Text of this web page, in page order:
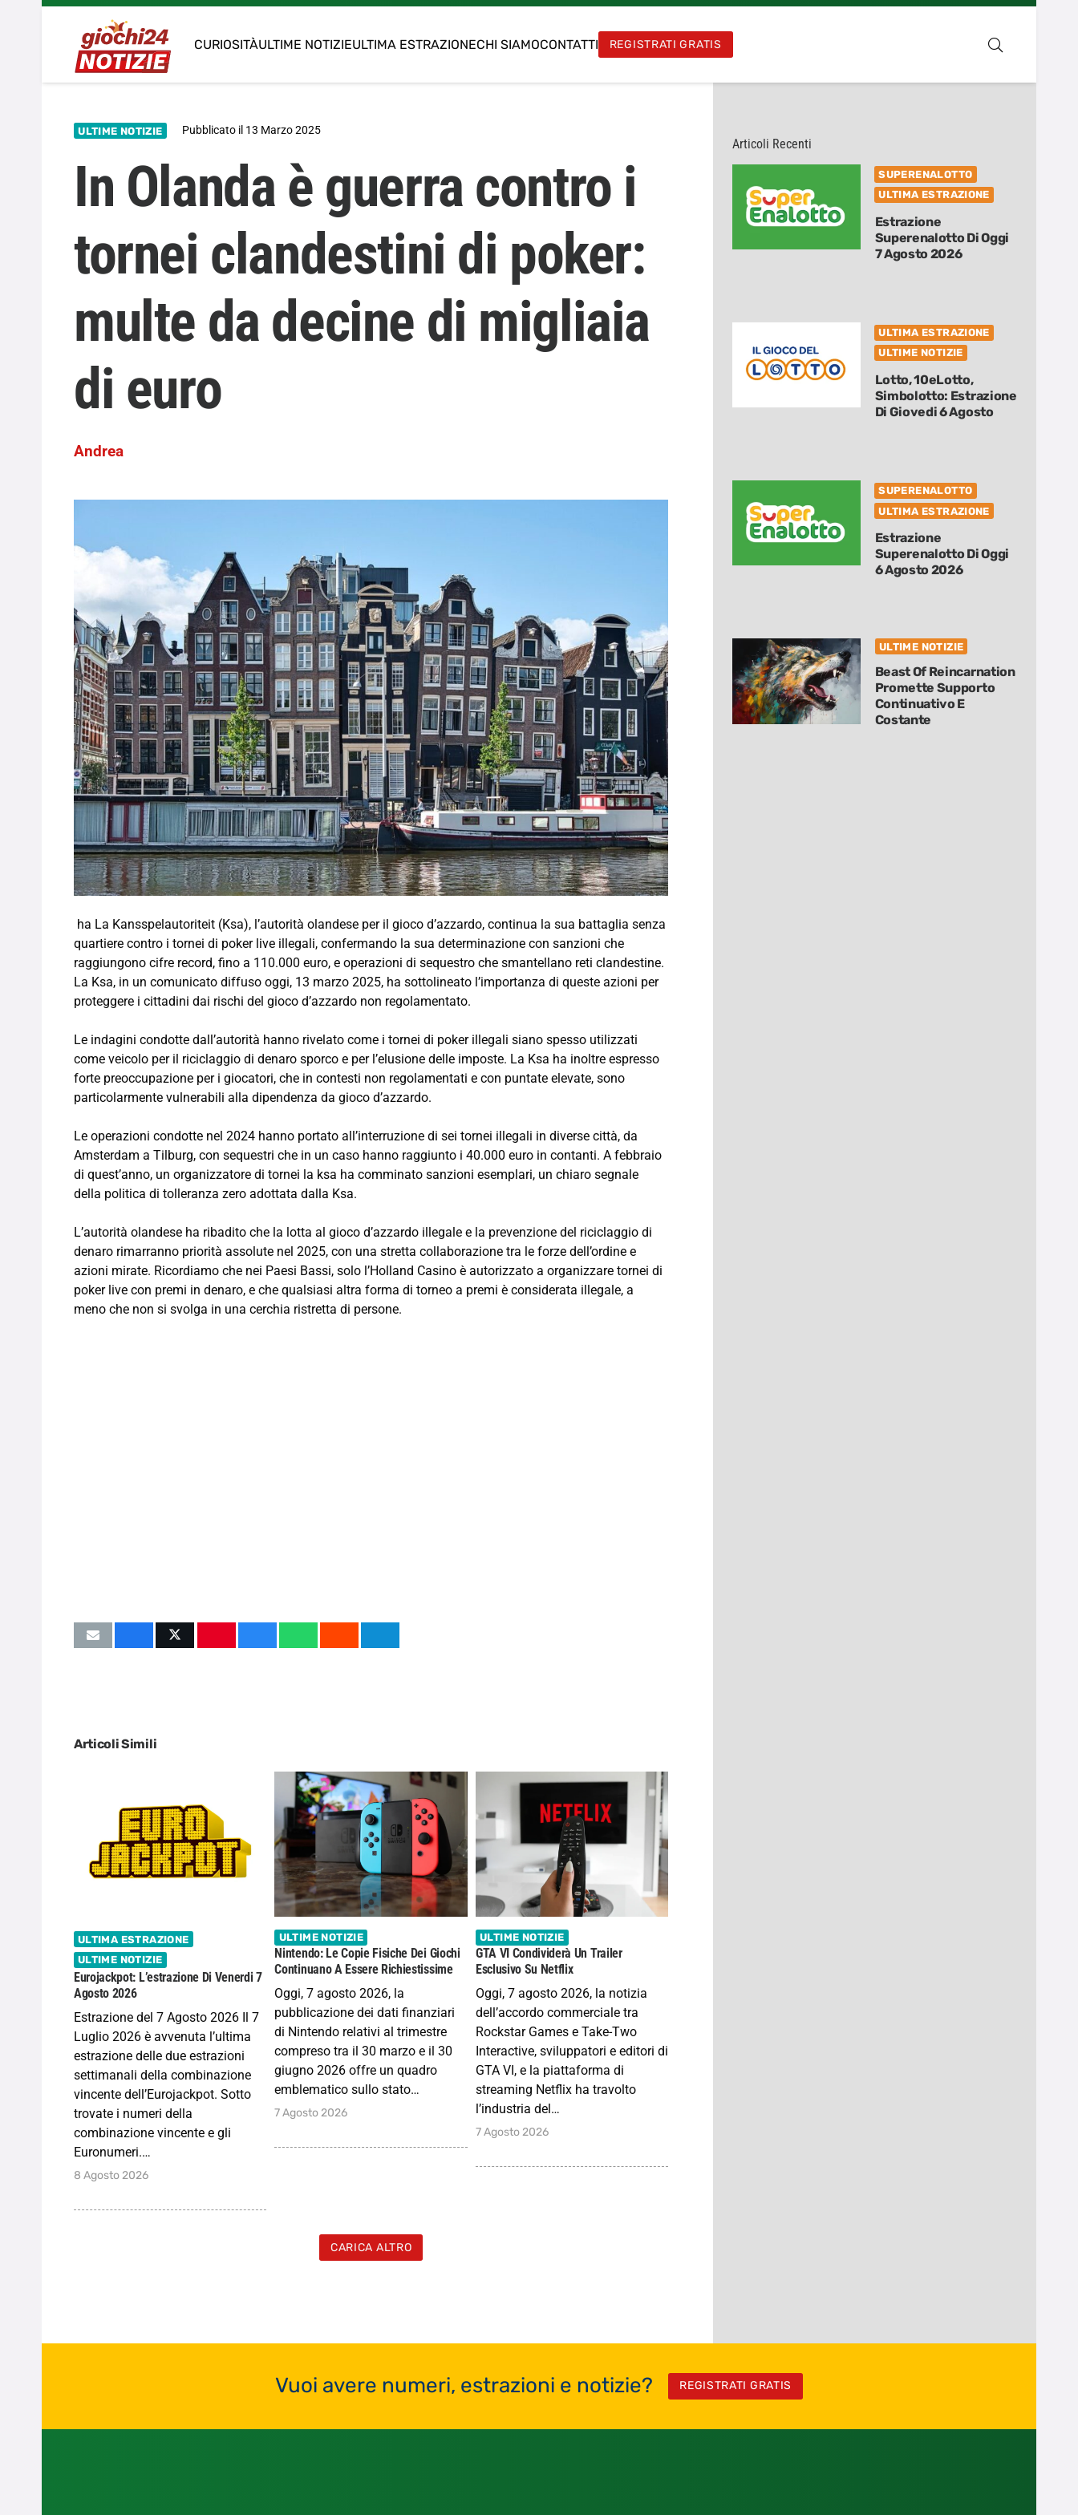
CURIOSITÀULTIME NOTIZIEULTIMA ESTRAZIONECHI SIAMOCONTATTI REGISTRATI GRATIS
ULTIME NOTIZIE Pubblicato il 13 Marzo 2025
In Olanda è guerra contro i
tornei clandestini di poker:
multe da decine di migliaia
di euro
Andrea
ha La Kansspelautoriteit (Ksa), l’autorità olandese per il gioco d’azzardo, continua la sua battaglia senza
quartiere contro i tornei di poker live illegali, confermando la sua determinazione con sanzioni che
raggiungono cifre record, fino a 110.000 euro, e operazioni di sequestro che smantellano reti clandestine.
La Ksa, in un comunicato diffuso oggi, 13 marzo 2025, ha sottolineato l’importanza di queste azioni per
proteggere i cittadini dai rischi del gioco d’azzardo non regolamentato.
Le indagini condotte dall’autorità hanno rivelato come i tornei di poker illegali siano spesso utilizzati
come veicolo per il riciclaggio di denaro sporco e per l’elusione delle imposte. La Ksa ha inoltre espresso
forte preoccupazione per i giocatori, che in contesti non regolamentati e con puntate elevate, sono
particolarmente vulnerabili alla dipendenza da gioco d’azzardo.
Le operazioni condotte nel 2024 hanno portato all’interruzione di sei tornei illegali in diverse città, da
Amsterdam a Tilburg, con sequestri che in un caso hanno raggiunto i 40.000 euro in contanti. A febbraio
di quest’anno, un organizzatore di tornei la ksa ha comminato sanzioni esemplari, un chiaro segnale
della politica di tolleranza zero adottata dalla Ksa.
L’autorità olandese ha ribadito che la lotta al gioco d’azzardo illegale e la prevenzione del riciclaggio di
denaro rimarranno priorità assolute nel 2025, con una stretta collaborazione tra le forze dell’ordine e
azioni mirate. Ricordiamo che nei Paesi Bassi, solo l’Holland Casino è autorizzato a organizzare tornei di
poker live con premi in denaro, e che qualsiasi altra forma di torneo a premi è considerata illegale, a
meno che non si svolga in una cerchia ristretta di persone.
Articoli Simili
ULTIMA ESTRAZIONE
ULTIME NOTIZIE
Eurojackpot: L’estrazione Di Venerdi 7
Agosto 2026
Estrazione del 7 Agosto 2026 Il 7
Luglio 2026 è avvenuta l’ultima
estrazione delle due estrazioni
settimanali della combinazione
vincente dell’Eurojackpot. Sotto
trovate i numeri della
combinazione vincente e gli
Euronumeri.…
8 Agosto 2026
ULTIME NOTIZIE
Nintendo: Le Copie Fisiche Dei Giochi
Continuano A Essere Richiestissime
Oggi, 7 agosto 2026, la
pubblicazione dei dati finanziari
di Nintendo relativi al trimestre
compreso tra il 30 marzo e il 30
giugno 2026 offre un quadro
emblematico sullo stato…
7 Agosto 2026
ULTIME NOTIZIE
GTA VI Condividerà Un Trailer
Esclusivo Su Netflix
Oggi, 7 agosto 2026, la notizia
dell’accordo commerciale tra
Rockstar Games e Take-Two
Interactive, sviluppatori e editori di
GTA VI, e la piattaforma di
streaming Netflix ha travolto
l’industria del…
7 Agosto 2026
CARICA ALTRO
Articoli Recenti
SUPERENALOTTO
ULTIMA ESTRAZIONE
Estrazione
Superenalotto Di Oggi
7 Agosto 2026
ULTIMA ESTRAZIONE
ULTIME NOTIZIE
Lotto, 10eLotto,
Simbolotto: Estrazione
Di Giovedi 6 Agosto
SUPERENALOTTO
ULTIMA ESTRAZIONE
Estrazione
Superenalotto Di Oggi
6 Agosto 2026
ULTIME NOTIZIE
Beast Of Reincarnation
Promette Supporto
Continuativo E
Costante
Vuoi avere numeri, estrazioni e notizie? REGISTRATI GRATIS